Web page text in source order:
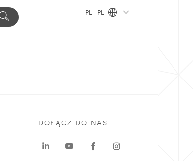
PL - PL
DOŁĄCZ DO NAS